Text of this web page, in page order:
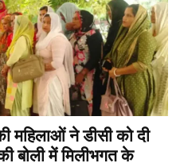
ने डीसी को दी
बोली में मिलीभगत के